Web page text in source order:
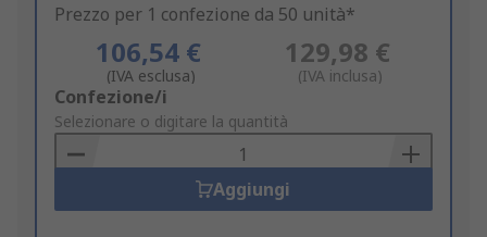
Prezzo per 1 confezione da 50 unità*
106,54 €
(IVA esclusa)
129,98 €
(IVA inclusa)
Add
to
Basket
Confezione/i
Selezionare o digitare la quantità
Aggiungi